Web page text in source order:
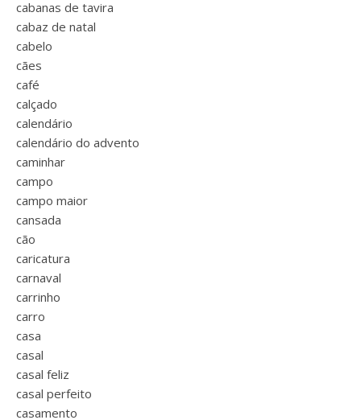
cabanas de tavira
cabaz de natal
cabelo
cães
café
calçado
calendário
calendário do advento
caminhar
campo
campo maior
cansada
cão
caricatura
carnaval
carrinho
carro
casa
casal
casal feliz
casal perfeito
casamento